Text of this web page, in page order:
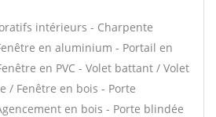
intérieurs - Charpente
en aluminium - Portail en
en PVC - Volet battant / Volet
/ Fenêtre en bois - Porte
en bois - Porte blindée